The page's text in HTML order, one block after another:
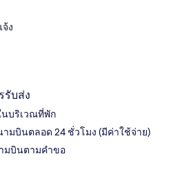
ง
รับส่ง
นบริเวณที่พัก
มบินตลอด 24 ชั่วโมง (มีค่าใช้จ่าย)
มบินตามคำขอ